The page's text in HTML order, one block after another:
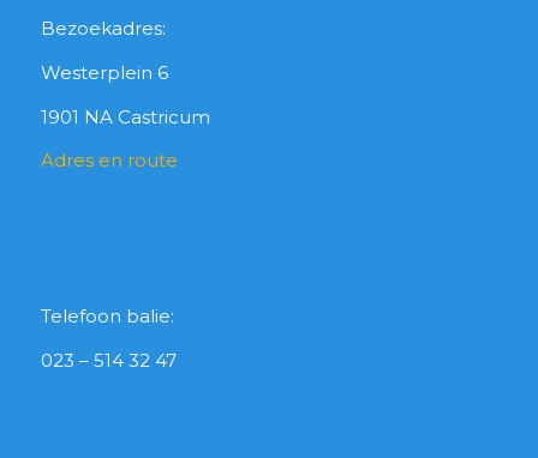
Bezoekadres:
Westerplein 6
1901 NA Castricum
Adres en route
Telefoon balie:
023 – 514 32 47